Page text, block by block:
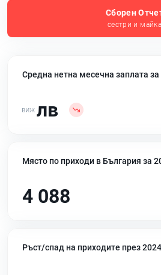
Сборен
сестри и майка
Средна нетна месечна заплата за
лв
Място по приходи в България за
4 088
Ръст/спад на приходите през